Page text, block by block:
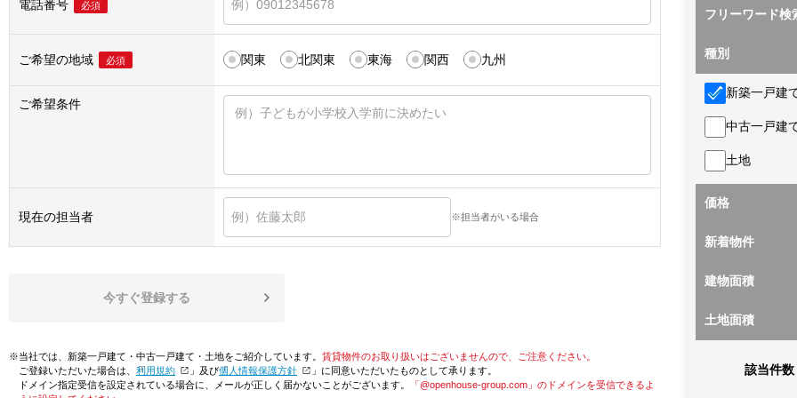
電話番号 必須
ご希望の地域 必須 関東 北関東 東海 関西 九州
ご希望条件
現在の担当者 ※担当者がいる場合
今すぐ登録する
※当社では、新築一戸建て・中古一戸建て・土地をご紹介しています。 賃貸物件のお取り扱いはございませんので、ご注意ください。
ご登録いただいた場合は、「利用規約 」及び「個人情報保護方針
」に同意いただいたものとして承ります。
ドメイン指定受信を設定されている場合に、メールが正しく届かないことがございます。
「@openhouse-group.com」のドメインを受信できるよ
フリーワード検
種別
新築一戸建
中古一戸建
土地
価格
新着物件
建物面積
土地面積
該当件数